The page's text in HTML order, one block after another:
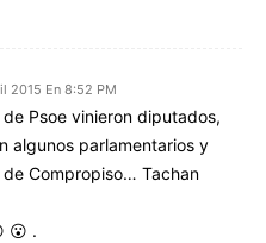
2015 En 8:52 PM
Psoe vinieron diputados,
algunos parlamentarios y
Compropiso… Tachan
😮 .